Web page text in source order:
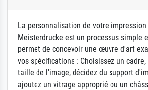
La personnalisation de votre
Meisterdrucke est un processus simple
permet de concevoir une œuvre d'art
vos spécifications : Choisissez un
taille de l'image, décidez du support
ajoutez un vitrage approprié ou un